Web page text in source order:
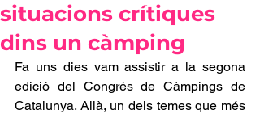
situacions crítiques
dins un càmping
Fa uns dies vam assistir a la segona
edició del Congrés de Càmpings de
Catalunya. Allà, un dels temes que més